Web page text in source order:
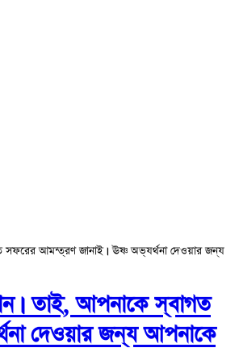
আমন্ত্রণ জানাই। ঊষ্ণ অভ্যর্থনা দেওয়ার জন্য
তাই, আপনাকে স্বাগত
দেওয়ার জন্য আপনাকে